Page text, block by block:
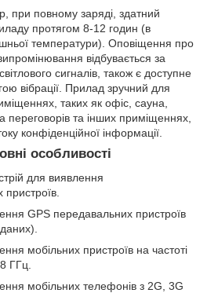
при повному заряді, здатний
протягом 8-12 годин (в
температури). Оповіщення про
відбувається за
сигналів, також є доступне
вібрації. Прилад зручний для
таких як офіс, сауна,
переговорів та інших приміщеннях,
конфіденційної інформації.
особливості
для виявлення
GPS передавальних пристроїв
мобільних пристроїв на частоті
ГГц.
мобільних телефонів з 2G, 3G